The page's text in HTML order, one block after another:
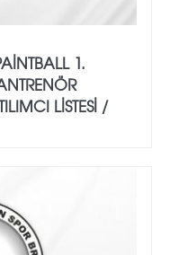
1.
LİSTESİ /